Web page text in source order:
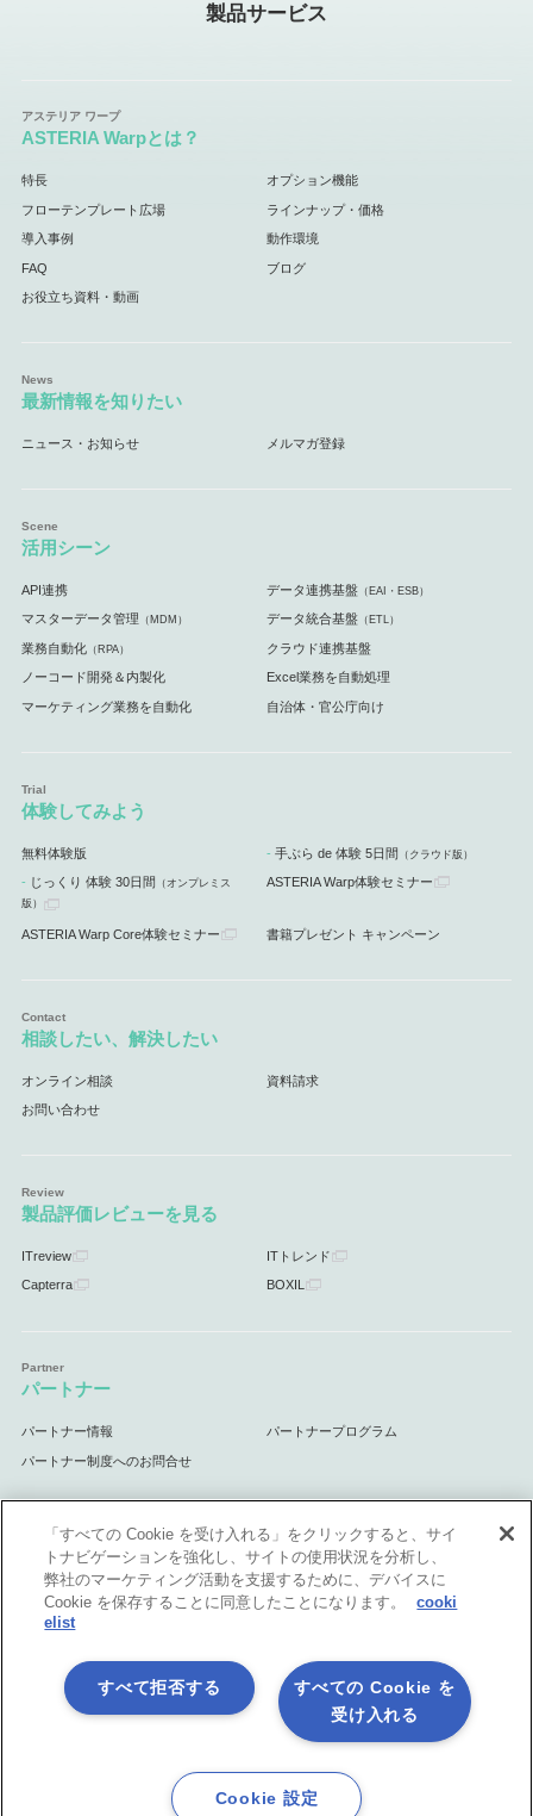
製品サービス
ASTERIA Warpとは？
特長 オプション機能
フローテンプレート広場 ラインナップ・価格
導入事例 動作環境
FAQ ブログ
お役立ち資料・動画
最新情報を知りたい
ニュース・お知らせ メルマガ登録
活用シーン
API連携 データ連携基盤 （EAI・ESB）
マスターデータ管理 （MDM） データ統合基盤 （ETL）
業務自動化（RPA） クラウド連携基盤
ノーコード開発＆内製化 Excel業務を自動処理
マーケティング業務を自動化 自治体・官公庁向け
体験してみよう
無料体験版 手ぶら de 体験 5日間 （クラウド版）
じっくり 体験 30日間 （オンプレミス
版）
ASTERIA Warp体験セミナー
ASTERIA Warp Core体験セミナー 書籍プレゼント キャンペーン
相談したい、解決したい
オンライン相談 資料請求
お問い合わせ
製品評価レビューを見る
ITreview ITトレンド
Capterra BOXIL
パートナー
パートナー情報 パートナープログラム
パートナー制度へのお問合せ
サポート
サポート情報
各社商標について
会社情報
「すべての Cookie を受け入れる」をクリックすると、サイ
トナビゲーションを強化し、サイトの使用状況を分析し、
弊社のマーケティング活動を支援するために、デバイスに
Cookie を保存することに同意したことになります。
cooki
elist
すべての Cookie を
受け入れる
すべて拒否する
Cookie 設定